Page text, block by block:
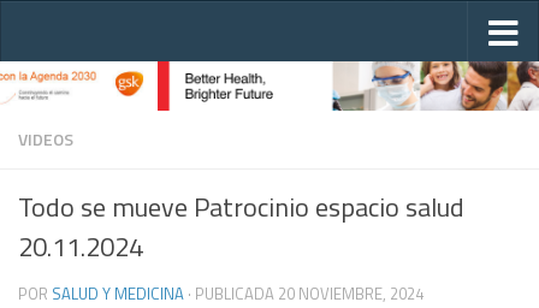
VIDEOS
Todo se mueve Patrocinio espacio salud
20.11.2024
POR SALUD Y MEDICINA · PUBLICADA 20 NOVIEMBRE, 2024